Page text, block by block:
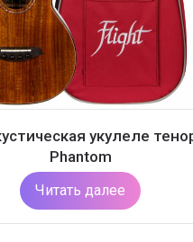
укулеле
Phantom
Читать далее